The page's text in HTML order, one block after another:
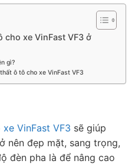
xe VinFast VF3 ở
gì?
ô tô cho xe VinFast VF3
VinFast VF3 sẽ giúp
nên đẹp mặt, sang trọng,
đèn pha là để nâng cao